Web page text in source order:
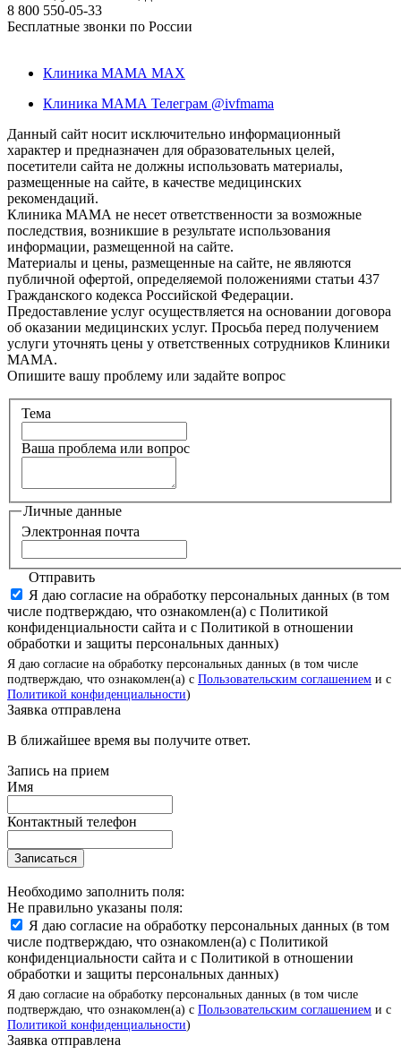
8 800 550-05-33
Бесплатные звонки по России
Клиника МАМА MAX
Клиника МАМА Телеграм @ivfmama
Данный сайт носит исключительно информационный
характер и предназначен для образовательных целей,
посетители сайта не должны использовать материалы,
размещенные на сайте, в качестве медицинских
рекомендаций.
Клиника МАМА не несет ответственности за возможные
последствия, возникшие в результате использования
информации, размещенной на сайте.
Материалы и цены, размещенные на сайте, не являются
публичной офертой, определяемой положениями статьи 437
Гражданского кодекса Российской Федерации.
Предоставление услуг осуществляется на основании договора
об оказании медицинских услуг. Просьба перед получением
услуги уточнять цены у ответственных сотрудников Клиники
МАМА.
Опишите вашу проблему или задайте вопрос
Тема
Ваша проблема или вопрос
Личные данные
Электронная почта
Отправить
Я даю согласие на обработку персональных данных (в том
числе подтверждаю, что ознакомлен(а) с Политикой
конфиденциальности сайта и с Политикой в отношении
обработки и защиты персональных данных)
Я даю согласие на обработку персональных данных (в том числе
подтверждаю, что ознакомлен(а) с Пользовательским соглашением и с
Политикой конфиденциальности)
Заявка отправлена
В ближайшее время вы получите ответ.
Запись на прием
Имя
Контактный телефон
Записаться
Необходимо заполнить поля:
Не правильно указаны поля:
Я даю согласие на обработку персональных данных (в том
числе подтверждаю, что ознакомлен(а) с Политикой
конфиденциальности сайта и с Политикой в отношении
обработки и защиты персональных данных)
Я даю согласие на обработку персональных данных (в том числе
подтверждаю, что ознакомлен(а) с Пользовательским соглашением и с
Политикой конфиденциальности)
Заявка отправлена